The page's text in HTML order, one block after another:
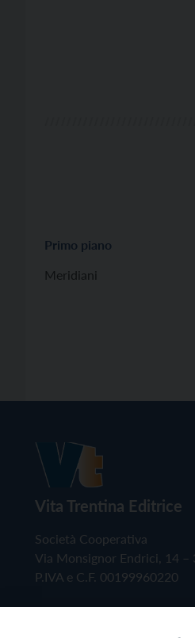
Primo piano
Meridiani
Vita Trentina Editrice
Società Cooperativa
Via Monsignor Endrici, 14 –
P.IVA e C.F. 00199960220